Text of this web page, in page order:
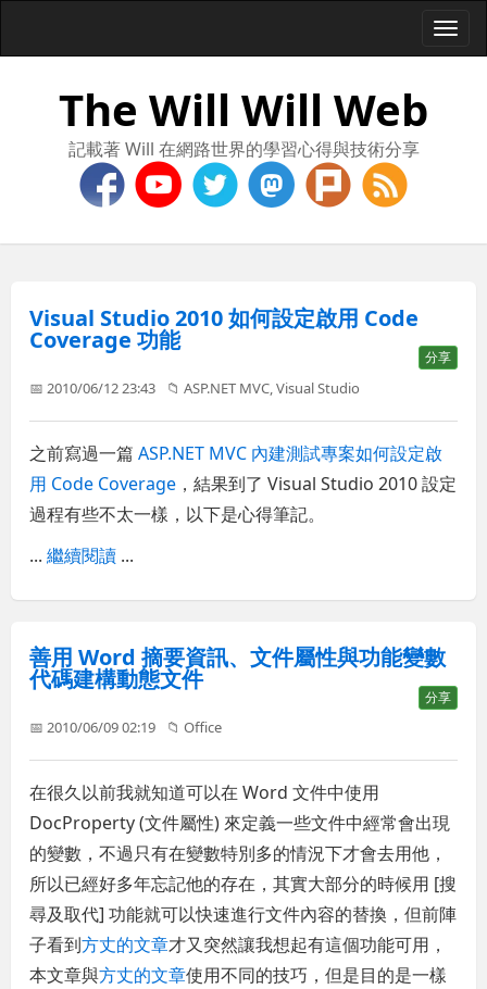
The Will Will Web
記載著 Will 在網路世界的學習心得與技術分享
Visual Studio 2010 如何設定啟用 Code
Coverage 功能
分享
📅 2010/06/12 23:43 📁ASP.NET MVC ,Visual Studio
之前寫過一篇ASP.NET MVC 內建測試專案如何設定啟
用 Code Coverage ，結果到了 Visual Studio 2010 設定
過程有些不太一樣，以下是心得筆記。
...繼續閱讀 ...
善用 Word 摘要資訊、文件屬性與功能變數
代碼建構動態文件
分享
📅 2010/06/09 02:19 📁Office
在很久以前我就知道可以在 Word 文件中使用
DocProperty (文件屬性) 來定義一些文件中經常會出現
的變數，不過只有在變數特別多的情況下才會去用他，
所以已經好多年忘記他的存在，其實大部分的時候用 [搜
尋及取代] 功能就可以快速進行文件內容的替換，但前陣
子看到方丈的文章才又突然讓我想起有這個功能可用，
本文章與方丈的文章使用不同的技巧，但是目的是一樣